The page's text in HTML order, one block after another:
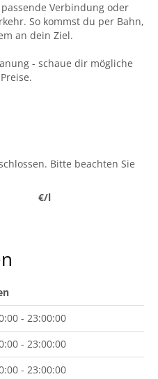
Verbindung oder
So kommst du per Bahn,
an dein Ziel.
- schaue dir mögliche
Bitte beachten Sie
€/l
- 23:00:00
- 23:00:00
- 23:00:00